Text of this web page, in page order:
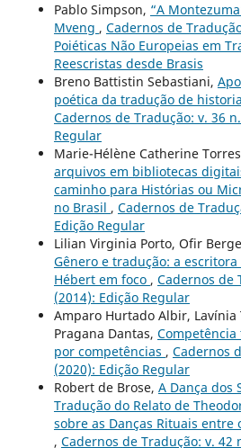
Pablo Simpson, “A
Mveng , Cadernos de
Poiéticas Não Europeias em
Reescristas desde Brasis
Breno Battistin Sebastiani,
poética da tradução de
Cadernos de Tradução: v. 36
Regular
Marie-Hélène Catherine
arquivos em bibliotecas
caminho para Histórias ou
no Brasil , Cadernos de
Edição Regular
Lilian Virginia Porto, Ofir
Gênero e tradução: a
Hébert em foco , Cadernos de
(2014): Edição Regular
Amparo Hurtado Albir, Lavínia
Pragana Dantas,
por competências , Cadernos
(2020): Edição Regular
Robert de Brose, A Dança dos
Tradução do Relato de
sobre as Danças Rituais entre
, Cadernos de Tradução: v. 42